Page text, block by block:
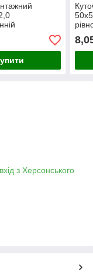
з Херсонського